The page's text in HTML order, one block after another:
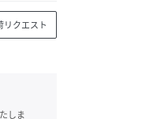
リクエスト
しま